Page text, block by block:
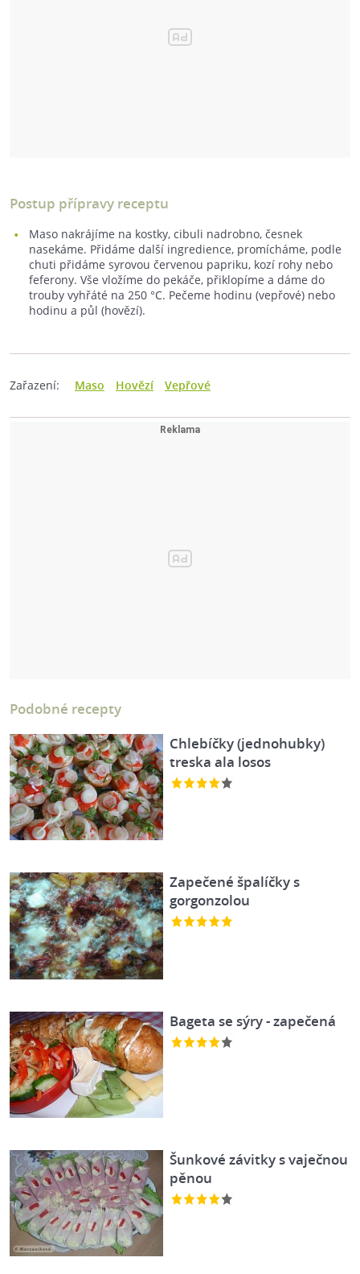
Postup přípravy receptu
Maso nakrájíme na kostky, cibuli nadrobno, česnek
nasekáme. Přidáme další ingredience, promícháme, podle
chuti přidáme syrovou červenou papriku, kozí rohy nebo
feferony. Vše vložíme do pekáče, přiklopíme a dáme do
trouby vyhřáté na 250 °C. Pečeme hodinu (vepřové) nebo
hodinu a půl (hovězí).
Zařazení: Maso Hovězí Vepřové
Podobné recepty
Chlebíčky (jednohubky)
treska ala losos
Zapečené špalíčky s
gorgonzolou
Bageta se sýry - zapečená
Šunkové závitky s vaječnou
pěnou